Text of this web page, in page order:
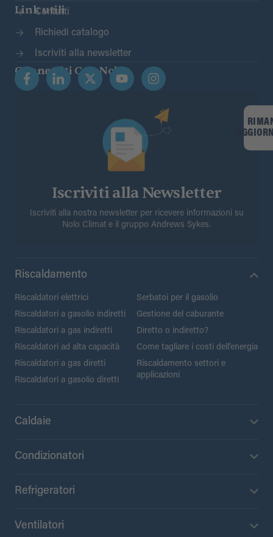
Link utili
Contatti
Richiedi catalogo
Iscriviti alla newsletter
Connettiti Con Noi
Iscriviti alla Newsletter
Iscriviti alla nostra newsletter per ricevere informazioni su
Nolo Climat e il gruppo Andrews Sykes.
Riscaldamento
Riscaldatori elettrici
Riscaldatori a gasolio indiretti
Riscaldatori a gas indiretti
Riscaldatori ad alta capacità
Riscaldatori a gas diretti
Riscaldatori a gasolio diretti
Serbatoi per il gasolio
Gestione del caburante
Diretto o indiretto?
Come tagliare i costi dell’energia
Riscaldamento settori e
applicazioni
Caldaie
Condizionatori
Refrigeratori
Ventilatori